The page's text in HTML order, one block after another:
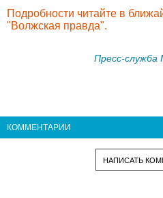
Подробности читайте в
"Волжская правда".
Пресс-
КОММЕНТАРИИ
НАПИСАТЬ